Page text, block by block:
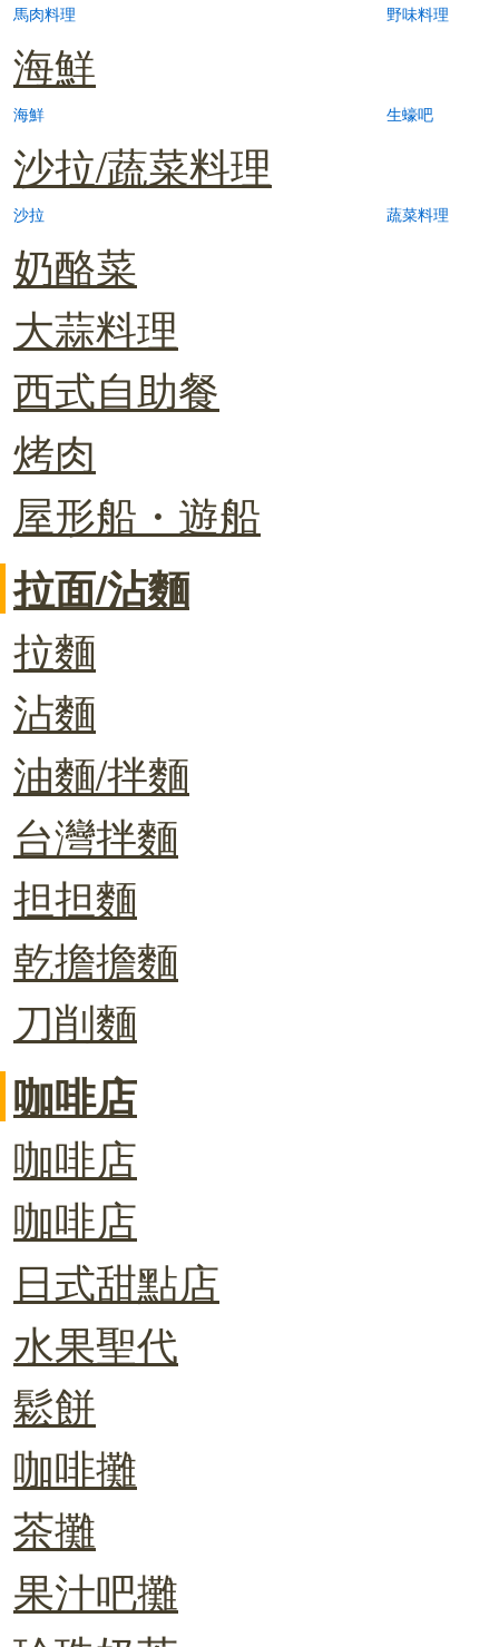
馬肉料理
野味料理
海鮮
海鮮 生蠔吧
沙拉/蔬菜料理
沙拉 蔬菜料理
奶酪菜
大蒜料理
西式自助餐
烤肉
屋形船・遊船
拉面/沾麵
拉麵
沾麵
油麵/拌麵
台灣拌麵
担担麵
乾擔擔麵
刀削麵
咖啡店
咖啡店
咖啡店
日式甜點店
水果聖代
鬆餅
咖啡攤
茶攤
果汁吧攤